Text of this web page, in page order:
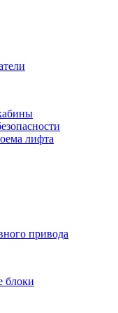
лифта
привода
блоки